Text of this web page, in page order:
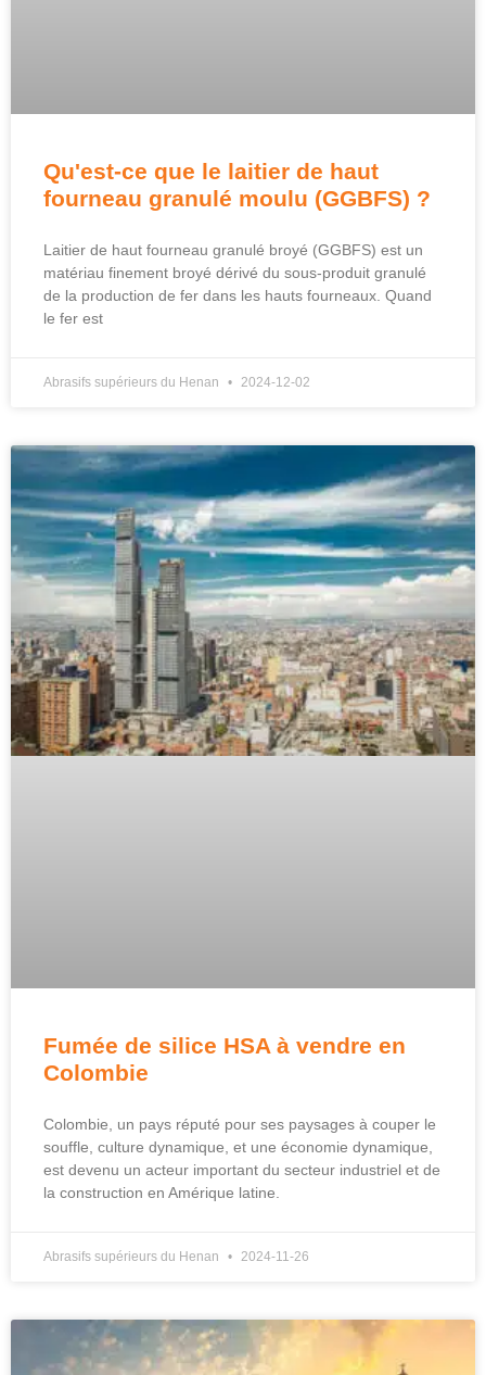
Qu'est-ce que le laitier de haut
fourneau granulé moulu (GGBFS) ?
Laitier de haut fourneau granulé broyé (GGBFS) est un
matériau finement broyé dérivé du sous-produit granulé
de la production de fer dans les hauts fourneaux. Quand
le fer est
Abrasifs supérieurs du Henan 2024-12-02
Fumée de silice HSA à vendre en
Colombie
Colombie, un pays réputé pour ses paysages à couper le
souffle, culture dynamique, et une économie dynamique,
est devenu un acteur important du secteur industriel et de
la construction en Amérique latine.
Abrasifs supérieurs du Henan 2024-11-26